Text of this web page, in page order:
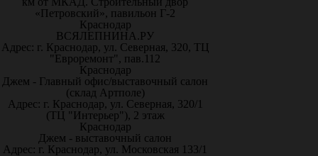
«Петровский», павильон Г-2
Краснодар
ВСЯЛЕПНИНА.РУ
Адрес: г. Краснодар, ул. Северная, 320, ТЦ
"Евроремонт", пав.112
Краснодар
Джем - Главный офис/выставочный салон
(склад Артполе)
Адрес: г. Краснодар, ул. Северная, 320/1
(ТЦ "Интерьер"), 2 этаж
Краснодар
Джем - выставочный салон
Адрес: г. Краснодар, ул. Московская 133/1